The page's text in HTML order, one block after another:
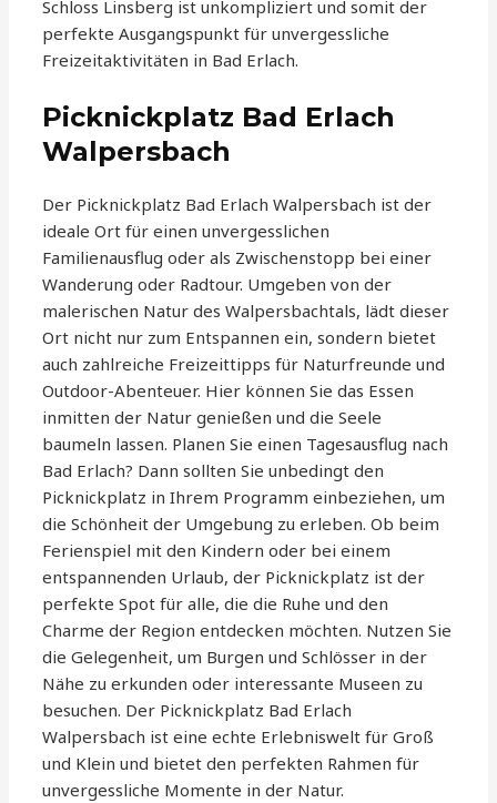
Schloss Linsberg ist unkompliziert und somit der
perfekte Ausgangspunkt für unvergessliche
Freizeitaktivitäten in Bad Erlach.
Picknickplatz Bad Erlach
Walpersbach
Der Picknickplatz Bad Erlach Walpersbach ist der
ideale Ort für einen unvergesslichen
Familienausflug oder als Zwischenstopp bei einer
Wanderung oder Radtour. Umgeben von der
malerischen Natur des Walpersbachtals, lädt dieser
Ort nicht nur zum Entspannen ein, sondern bietet
auch zahlreiche Freizeittipps für Naturfreunde und
Outdoor-Abenteuer. Hier können Sie das Essen
inmitten der Natur genießen und die Seele
baumeln lassen. Planen Sie einen Tagesausflug nach
Bad Erlach? Dann sollten Sie unbedingt den
Picknickplatz in Ihrem Programm einbeziehen, um
die Schönheit der Umgebung zu erleben. Ob beim
Ferienspiel mit den Kindern oder bei einem
entspannenden Urlaub, der Picknickplatz ist der
perfekte Spot für alle, die die Ruhe und den
Charme der Region entdecken möchten. Nutzen Sie
die Gelegenheit, um Burgen und Schlösser in der
Nähe zu erkunden oder interessante Museen zu
besuchen. Der Picknickplatz Bad Erlach
Walpersbach ist eine echte Erlebniswelt für Groß
und Klein und bietet den perfekten Rahmen für
unvergessliche Momente in der Natur.